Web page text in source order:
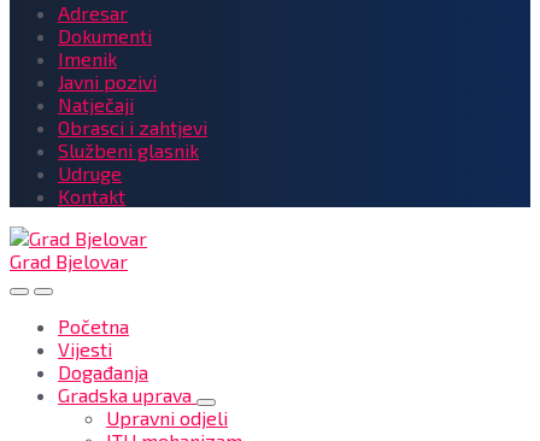
Adresar
Dokumenti
Imenik
Javni pozivi
Natječaji
Obrasci i zahtjevi
Službeni glasnik
Udruge
Kontakt
Grad Bjelovar
Početna
Vijesti
Događanja
Gradska uprava
Upravni odjeli